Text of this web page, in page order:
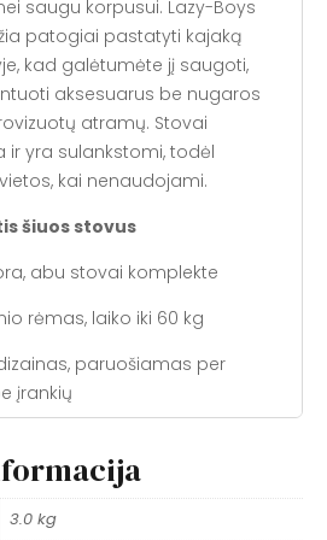
saugu korpusui. Lazy-Boys
patogiai pastatyti kajaką
kad galėtumėte jį saugoti,
aksesuarus be nugaros
atramų. Stovai
yra sulankstomi, todėl
kai nenaudojami.
šiuos stovus
abu stovai komplekte
rėmas, laiko iki 60 kg
paruošiamas per
įrankių
nuo įbrėžimų
tarp rankų neleidžia stovui
3.0 kg